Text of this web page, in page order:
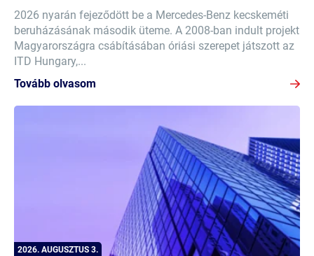
2026 nyarán fejeződött be a Mercedes-Benz kecskeméti
beruházásának második üteme. A 2008-ban indult projekt
Magyarországra csábításában óriási szerepet játszott az
ITD Hungary,...
Tovább olvasom
2026. AUGUSZTUS 3.